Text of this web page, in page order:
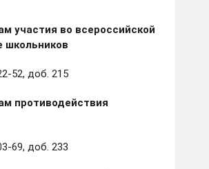
участия во всероссийской
школьников
52, доб. 215
противодействия
69, доб. 233